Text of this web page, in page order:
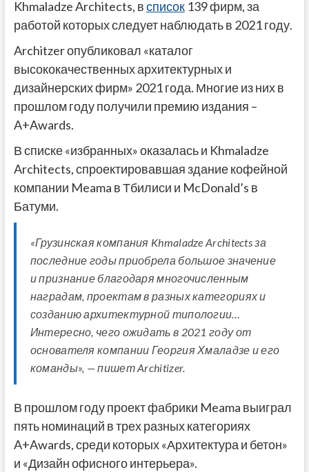
Khmaladze Architects, всписок139 фирм, за
работой которых следует наблюдать в 2021 году.
Architzer опубликовал «каталог
высококачественных архитектурных и
дизайнерских фирм» 2021 года. Многие из них в
прошлом году получили премию издания –
A+Awards.
В списке «избранных» оказалась и Khmaladze
Architects, спроектировавшая здание кофейной
компании Meama в Тбилиси и McDonald’s в
Батуми.
«Грузинская компания Khmaladze Architects за
последние годы приобрела большое значение
и признание благодаря многочисленным
наградам, проектам в разных категориях и
созданию архитектурной типологии…
Интересно, чего ожидать в 2021 году от
основателя компании Георгия Хмаладзе и его
команды», — пишет Architizer.
В прошлом году проект фабрики Meama выиграл
пять номинаций в трех разных категориях
A+Awards, среди которых «Архитектура и бетон»
и «Дизайн офисного интерьера».